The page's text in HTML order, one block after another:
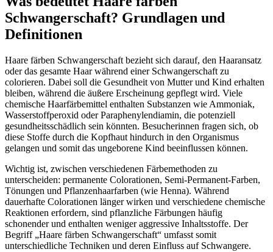
Schwangerschaft? Grundlagen und
Definitionen
Haare färben Schwangerschaft bezieht sich darauf, den Haaransatz
oder das gesamte Haar während einer Schwangerschaft zu
colorieren. Dabei soll die Gesundheit von Mutter und Kind erhalten
bleiben, während die äußere Erscheinung gepflegt wird. Viele
chemische Haarfärbemittel enthalten Substanzen wie Ammoniak,
Wasserstoffperoxid oder Paraphenylendiamin, die potenziell
gesundheitsschädlich sein könnten. Besucherinnen fragen sich, ob
diese Stoffe durch die Kopfhaut hindurch in den Organismus
gelangen und somit das ungeborene Kind beeinflussen können.
Wichtig ist, zwischen verschiedenen Färbemethoden zu
unterscheiden: permanente Colorationen, Semi-Permanent-Farben,
Tönungen und Pflanzenhaarfarben (wie Henna). Während
dauerhafte Colorationen länger wirken und verschiedene chemische
Reaktionen erfordern, sind pflanzliche Färbungen häufig
schonender und enthalten weniger aggressive Inhaltsstoffe. Der
Begriff „Haare färben Schwangerschaft“ umfasst somit
unterschiedliche Techniken und deren Einfluss auf Schwangere.